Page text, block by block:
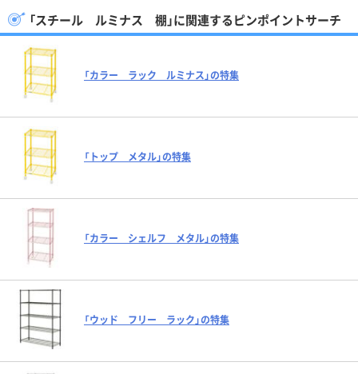
「スチール ルミナス 棚」に関連するピンポイントサーチ
「カラー ラック ルミナス」の特集
「トップ メタル」の特集
「カラー シェルフ メタル」の特集
「ウッド フリー ラック」の特集